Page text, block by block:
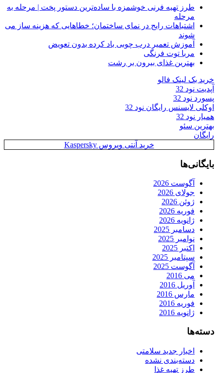
طرز تهیه فرنی خوشمزه با ساده‌ترین دستور پخت | مرحله به
مرحله
اشتباهات رایج در نمای ساختمان؛ خطاهایی که هزینه ساز می
شوند
آموزش تعمیر درب چوبی باد کرده بدون تعویض
مربا توت فرنگی
بهترین غذای بیرون بر رشت
خرید بک لینک فالو
آپدیت نود 32
پسورد نود 32
اوکلی لایسنس رایگان نود 32
همیار نود 32
بهترین سئو
رایگان
خرید آنتی ویروس Kaspersky
بایگانی‌ها
آگوست 2026
جولای 2026
ژوئن 2026
فوریه 2026
ژانویه 2026
دسامبر 2025
نوامبر 2025
اکتبر 2025
سپتامبر 2025
آگوست 2025
می 2016
آوریل 2016
مارس 2016
فوریه 2016
ژانویه 2016
دسته‌ها
اخبار جدید سلامتی
دسته‌بندی نشده
طرز تهیه غذا